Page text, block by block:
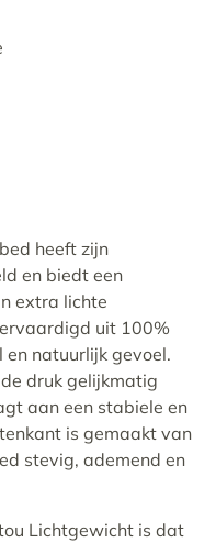
heeft zijn
en biedt een
extra lichte
uit 100%
en natuurlijk gevoel.
druk gelijkmatig
aan een stabiele en
is gemaakt van
stevig, ademend en
Lichtgewicht is dat